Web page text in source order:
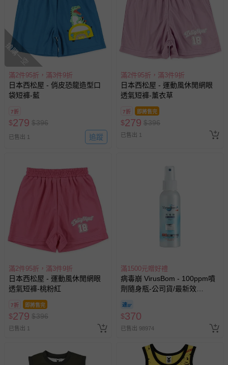
搶購一空
滿2件95折，滿3件9折
日本西松屋 - 俏皮恐龍造型口
袋短褲-藍
7折
$279 $396
已售出 1 追蹤
滿2件95折，滿3件9折
日本西松屋 - 運動風休閒網眼
透氣短褲-薰衣草
7折 即將售完
$279 $396
已售出 1
滿2件95折，滿3件9折
日本西松屋 - 運動風休閒網眼
透氣短褲-桃粉紅
7折 即將售完
$279 $396
已售出 1
滿1500元贈好禮
病毒崩 VirusBom - 100ppm噴
劑隨身瓶-公司貨/最新效
$370
已售出 98974